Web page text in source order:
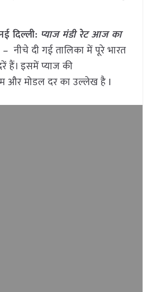
दिल्ली: प्याज मंडी रेट आज का
नीचे दी गई तालिका में पूरे भारत
हैं। इसमें प्याज की
और मोडल दर का उल्लेख है I